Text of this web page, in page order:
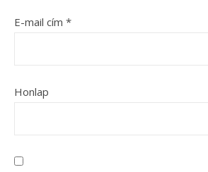
E-mail cím *
Honlap